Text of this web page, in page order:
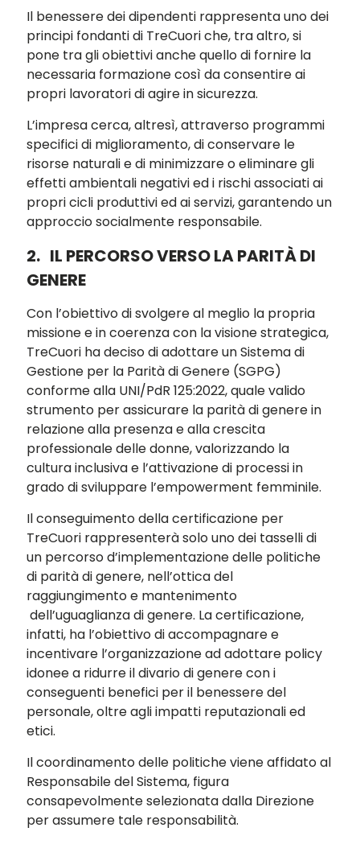
Il benessere dei dipendenti rappresenta uno dei
principi fondanti di TreCuori che, tra altro, si
pone tra gli obiettivi anche quello di fornire la
necessaria formazione così da consentire ai
propri lavoratori di agire in sicurezza.
L’impresa cerca, altresì, attraverso programmi
specifici di miglioramento, di conservare le
risorse naturali e di minimizzare o eliminare gli
effetti ambientali negativi ed i rischi associati ai
propri cicli produttivi ed ai servizi, garantendo un
approccio socialmente responsabile.
2. IL PERCORSO VERSO LA PARITÀ DI
GENERE
Con l’obiettivo di svolgere al meglio la propria
missione e in coerenza con la visione strategica,
TreCuori ha deciso di adottare un Sistema di
Gestione per la Parità di Genere (SGPG)
conforme alla UNI/PdR 125:2022, quale valido
strumento per assicurare la parità di genere in
relazione alla presenza e alla crescita
professionale delle donne, valorizzando la
cultura inclusiva e l’attivazione di processi in
grado di sviluppare l’empowerment femminile.
Il conseguimento della certificazione per
TreCuori rappresenterà solo uno dei tasselli di
un percorso d’implementazione delle politiche
di parità di genere, nell’ottica del
raggiungimento e mantenimento
dell’uguaglianza di genere. La certificazione,
infatti, ha l’obiettivo di accompagnare e
incentivare l’organizzazione ad adottare policy
idonee a ridurre il divario di genere con i
conseguenti benefici per il benessere del
personale, oltre agli impatti reputazionali ed
etici.
Il coordinamento delle politiche viene affidato al
Responsabile del Sistema, figura
consapevolmente selezionata dalla Direzione
per assumere tale responsabilità.